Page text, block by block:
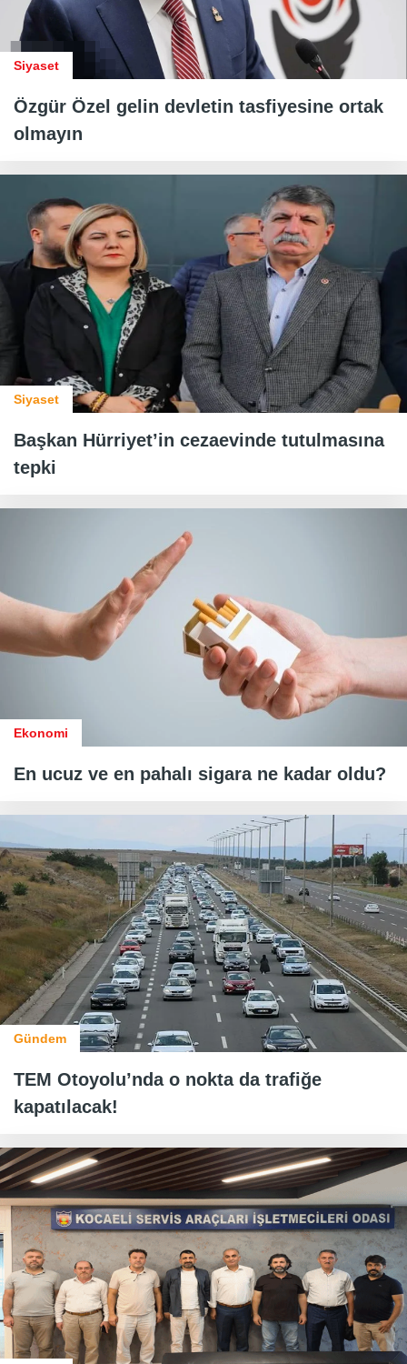
Siyaset
Özgür Özel gelin devletin tasfiyesine ortak
olmayın
Siyaset
Başkan Hürriyet’in cezaevinde tutulmasına
tepki
Ekonomi
En ucuz ve en pahalı sigara ne kadar oldu?
Gündem
TEM Otoyolu’nda o nokta da trafiğe
kapatılacak!